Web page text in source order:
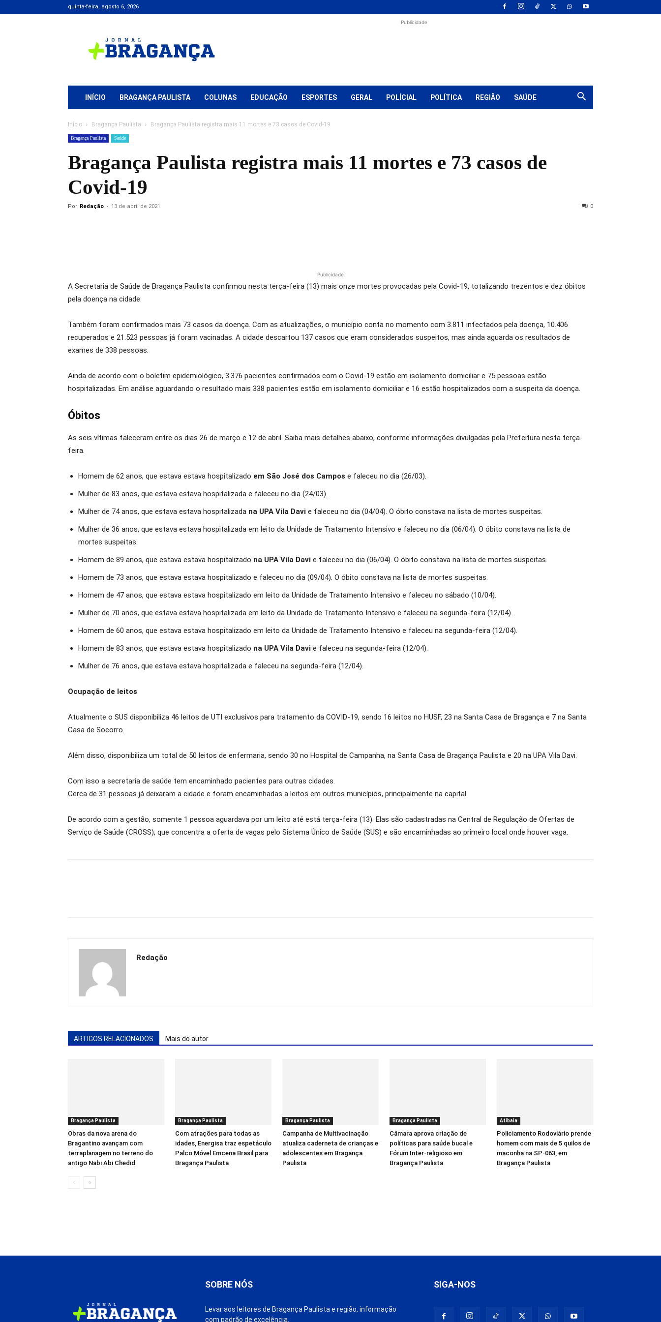
quinta-feira, agosto 6, 2026
+
Bragança
Publicidade
INÍCIO BRAGANÇA PAULISTA COLUNAS EDUCAÇÃO ESPORTES GERAL POLÍCIAL POLÍTICA REGIÃO SAÚDE
Início Bragança Paulista Bragança Paulista registra mais 11 mortes e 73 casos de Covid-19
Bragança Paulista Saúde
Bragança Paulista registra mais 11 mortes e 73 casos de
Covid-19
Por Redação - 13 de abril de 2021 0
Publicidade
A Secretaria de Saúde de Bragança Paulista confirmou nesta terça-feira (13) mais onze mortes provocadas pela Covid-19, totalizando trezentos e dez óbitos
pela doença na cidade.
Também foram confirmados mais 73 casos da doença. Com as atualizações, o município conta no momento com 3.811 infectados pela doença, 10.406
recuperados e 21.523 pessoas já foram vacinadas. A cidade descartou 137 casos que eram considerados suspeitos, mas ainda aguarda os resultados de
exames de 338 pessoas.
Ainda de acordo com o boletim epidemiológico, 3.376 pacientes confirmados com o Covid-19 estão em isolamento domiciliar e 75 pessoas estão
hospitalizadas. Em análise aguardando o resultado mais 338 pacientes estão em isolamento domiciliar e 16 estão hospitalizados com a suspeita da doença.
Óbitos
As seis vítimas faleceram entre os dias 26 de março e 12 de abril. Saiba mais detalhes abaixo, conforme informações divulgadas pela Prefeitura nesta terça-
feira.
Homem de 62 anos, que estava estava hospitalizado em São José dos Campos e faleceu no dia (26/03).
Mulher de 83 anos, que estava estava hospitalizada e faleceu no dia (24/03).
Mulher de 74 anos, que estava estava hospitalizada na UPA Vila Davi e faleceu no dia (04/04). O óbito constava na lista de mortes suspeitas.
Mulher de 36 anos, que estava estava hospitalizada em leito da Unidade de Tratamento Intensivo e faleceu no dia (06/04). O óbito constava na lista de
mortes suspeitas.
Homem de 89 anos, que estava estava hospitalizado na UPA Vila Davi e faleceu no dia (06/04). O óbito constava na lista de mortes suspeitas.
Homem de 73 anos, que estava estava hospitalizado e faleceu no dia (09/04). O óbito constava na lista de mortes suspeitas.
Homem de 47 anos, que estava estava hospitalizado em leito da Unidade de Tratamento Intensivo e faleceu no sábado (10/04).
Mulher de 70 anos, que estava estava hospitalizada em leito da Unidade de Tratamento Intensivo e faleceu na segunda-feira (12/04).
Homem de 60 anos, que estava estava hospitalizado em leito da Unidade de Tratamento Intensivo e faleceu na segunda-feira (12/04).
Homem de 83 anos, que estava estava hospitalizado na UPA Vila Davi e faleceu na segunda-feira (12/04).
Mulher de 76 anos, que estava estava hospitalizada e faleceu na segunda-feira (12/04).
Ocupação de leitos
Atualmente o SUS disponibiliza 46 leitos de UTI exclusivos para tratamento da COVID-19, sendo 16 leitos no HUSF, 23 na Santa Casa de Bragança e 7 na Santa
Casa de Socorro.
Além disso, disponibiliza um total de 50 leitos de enfermaria, sendo 30 no Hospital de Campanha, na Santa Casa de Bragança Paulista e 20 na UPA Vila Davi.
Com isso a secretaria de saúde tem encaminhado pacientes para outras cidades.
Cerca de 31 pessoas já deixaram a cidade e foram encaminhadas a leitos em outros municípios, principalmente na capital.
De acordo com a gestão, somente 1 pessoa aguardava por um leito até está terça-feira (13). Elas são cadastradas na Central de Regulação de Ofertas de
Serviço de Saúde (CROSS), que concentra a oferta de vagas pelo Sistema Único de Saúde (SUS) e são encaminhadas ao primeiro local onde houver vaga.
Redação
ARTIGOS RELACIONADOS Mais do autor
Bragança Paulista
Obras da nova arena do
Bragantino avançam com
terraplanagem no terreno do
antigo Nabi Abi Chedid
Bragança Paulista
Com atrações para todas as
idades, Energisa traz espetáculo
Palco Móvel Emcena Brasil para
Bragança Paulista
Bragança Paulista
Campanha de Multivacinação
atualiza caderneta de crianças e
adolescentes em Bragança
Paulista
Bragança Paulista
Câmara aprova criação de
políticas para saúde bucal e
Fórum Inter-religioso em
Bragança Paulista
Atibaia
Policiamento Rodoviário prende
homem com mais de 5 quilos de
maconha na SP-063, em
Bragança Paulista
SOBRE NÓS
Levar aos leitores de Bragança Paulista e região, informação
com padrão de excelência.
SIGA-NOS